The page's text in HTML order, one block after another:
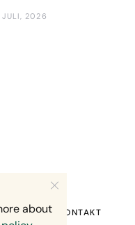
JULI, 2026
OM MIG KONTAKT
about